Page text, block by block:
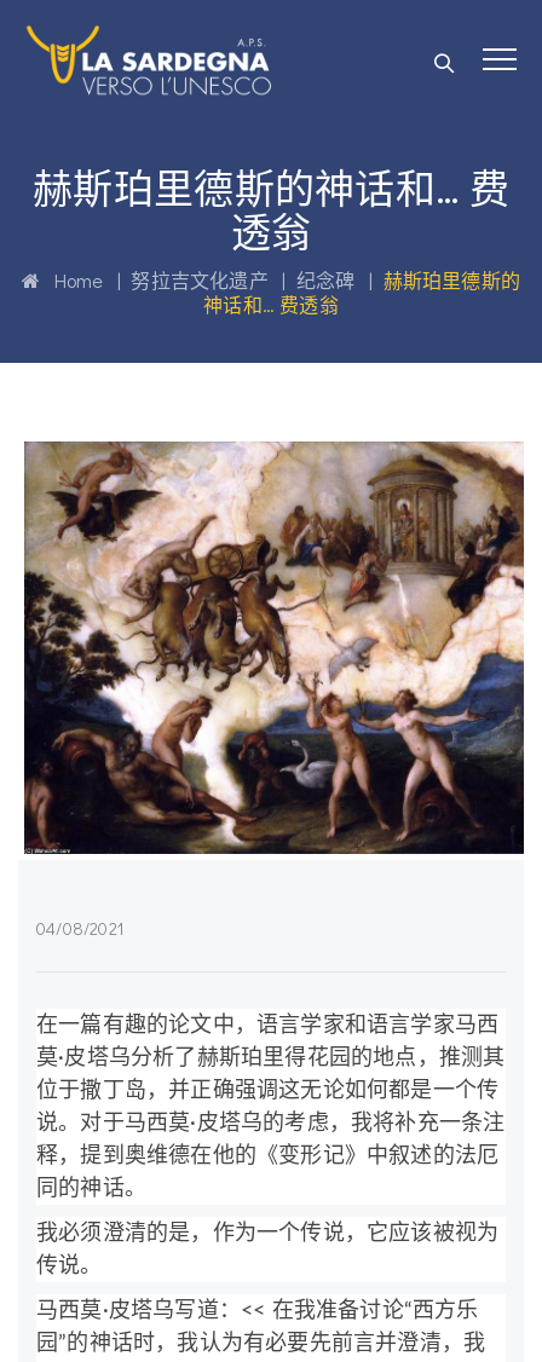
赫斯珀里德斯的神话和… 费
透翁
Home | 努拉吉文化遗产 | 纪念碑 | 赫斯珀里德斯的
神话和… 费透翁
04/08/2021
在一篇有趣的论文中，语言学家和语言学家马西
莫·皮塔乌分析了赫斯珀里得花园的地点，推测其
位于撒丁岛，并正确强调这无论如何都是一个传
说。对于马西莫·皮塔乌的考虑，我将补充一条注
释，提到奥维德在他的《变形记》中叙述的法厄
同的神话。
我必须澄清的是，作为一个传说，它应该被视为
传说。
马西莫·皮塔乌写道：<< 在我准备讨论“西方乐
园”的神话时，我认为有必要先前言并澄清，我